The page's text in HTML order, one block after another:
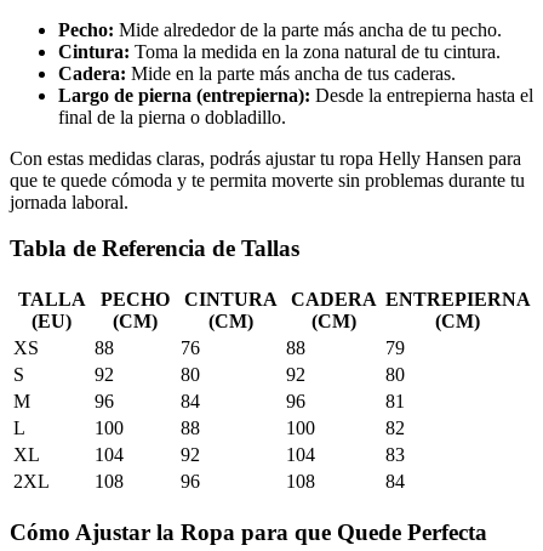
Pecho: Mide alrededor de la parte más ancha de tu pecho.
Cintura: Toma la medida en la zona natural de tu cintura.
Cadera: Mide en la parte más ancha de tus caderas.
Largo de pierna (entrepierna): Desde la entrepierna hasta el
final de la pierna o dobladillo.
Con estas medidas claras, podrás ajustar tu ropa Helly Hansen para
que te quede cómoda y te permita moverte sin problemas durante tu
jornada laboral.
Tabla de Referencia de Tallas
TALLA
(EU)
PECHO
(CM)
CINTURA
(CM)
CADERA
(CM)
ENTREPIERNA
(CM)
XS
88 76 88
79
S
92 80 92
80
M
96 84 96
81
L
100 88 100
82
XL
104 92 104
83
2XL
108 96 108 84
Cómo Ajustar la Ropa para que Quede Perfecta